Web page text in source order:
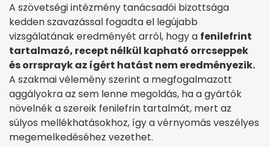
A szövetségi intézmény tanácsadói bizottsága
kedden szavazással fogadta el legújabb
vizsgálatának eredményét arról, hogy a fenilefrint
tartalmazó, recept nélkül kapható orrcseppek
és orrsprayk az ígért hatást nem eredményezik.
A szakmai vélemény szerint a megfogalmazott
aggályokra az sem lenne megoldás, ha a gyártók
növelnék a szereik fenilefrin tartalmát, mert az
súlyos mellékhatásokhoz, így a vérnyomás veszélyes
megemelkedéséhez vezethet.